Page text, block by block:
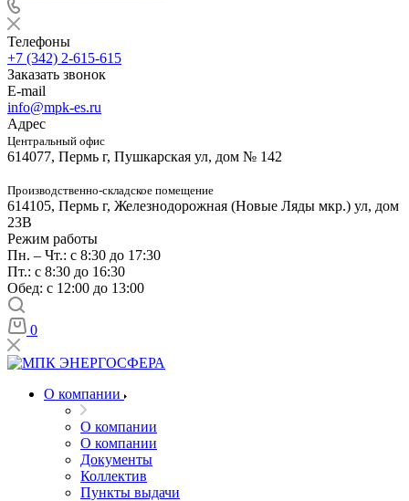
Телефоны
+7 (342) 2-615-615
Заказать звонок
E-mail
info@mpk-es.ru
Адрес
Центральный офис
614077, Пермь г, Пушкарская ул, дом № 142
Производственно-складское помещение
614105, Пермь г, Железнодорожная (Новые Ляды мкр.) ул, дом
23В
Режим работы
Пн. – Чт.: с 8:30 до 17:30
Пт.: с 8:30 до 16:30
Обед: с 12:00 до 13:00
0
О компании
О компании
О компании
Документы
Коллектив
Пункты выдачи